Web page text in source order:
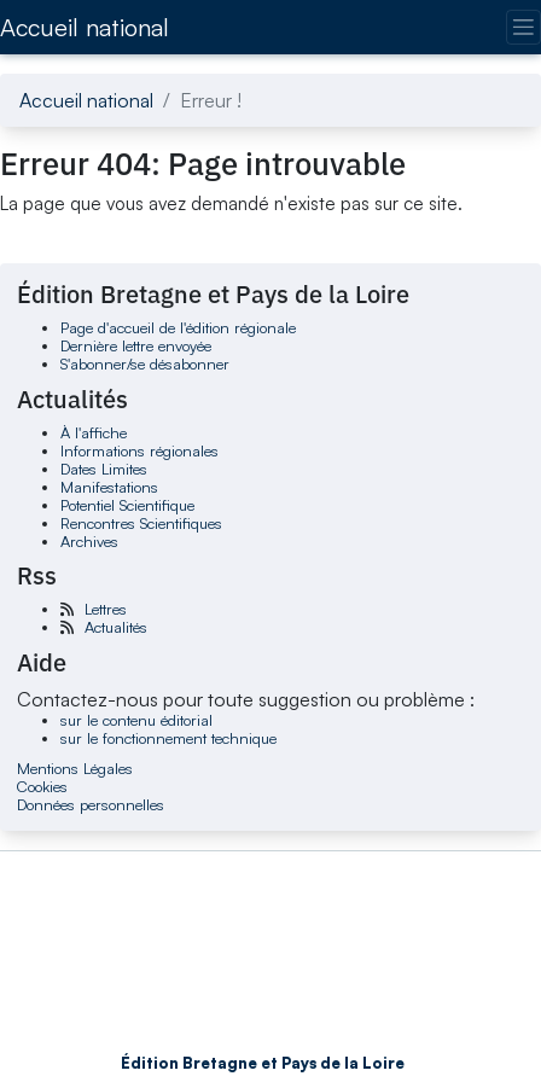
Accueil national
Accueil national Erreur !
Erreur 404: Page introuvable
La page que vous avez demandé n'existe pas sur ce site.
Édition Bretagne et Pays de la Loire
Page d'accueil de l'édition régionale
Dernière lettre envoyée
S'abonner/se désabonner
Actualités
À l'affiche
Informations régionales
Dates Limites
Manifestations
Potentiel Scientifique
Rencontres Scientifiques
Archives
Rss
Lettres
Actualités
Aide
Contactez-nous pour toute suggestion ou problème :
sur le contenu éditorial
sur le fonctionnement technique
Mentions Légales
Cookies
Données personnelles
Édition Bretagne et Pays de la Loire